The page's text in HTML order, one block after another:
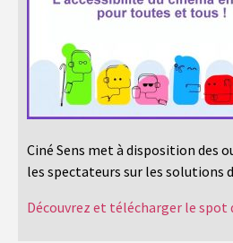
Ciné Sens met à disposition des
les spectateurs sur les solutions
Découvrez et télécharger le